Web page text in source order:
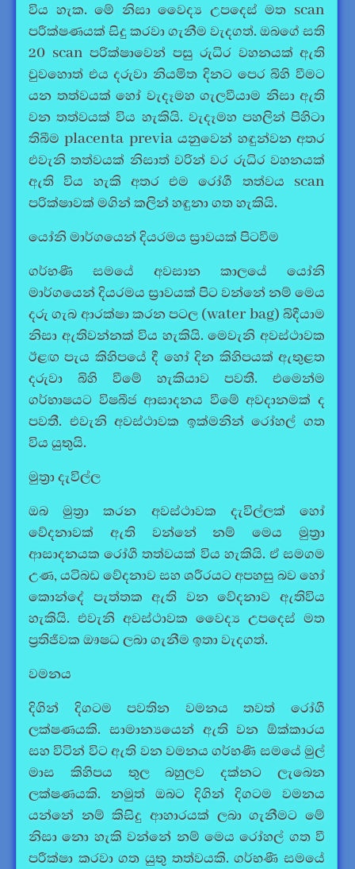
විය හැක. මේ නිසා වෛද්‍ය උපදෙස් මත scan
පරීක්ෂණයක් සිදු කරවා ගැනීම වැදගත්. ඔබගේ සති
20 scan පරික්ෂාවෙන් පසු රුධිර වහනයක් ඇති
වුවහොත් එය දරුවා නියමිත දිනට පෙර බිහි වීමට
යන තත්වයක් හෝ වැදෑමහ ගැලවීයාම නිසා ඇති
වන තත්වයක් විය හැකියි. වැදෑමහ පහලින් පිහිටා
තිබීම placenta previa යනුවෙන් හඳුන්වන අතර
එවැනි තත්වයක් නිසාත් වරින් වර රුධිර වහනයක්
ඇති විය හැකි අතර එම රෝගී තත්වය scan
පරික්ෂාවක් මගින් කලින් හඳුනා ගත හැකියි.
යෝනි මාර්ගයෙන් දියරමය ස්‍රාවයක් පිටවීම
ගර්භණී සමයේ අවසාන කාලයේ යෝනි
මාර්ගයෙන් දියරමය ස්‍රාවයක් පිට වන්නේ නම් මෙය
දරු ගැබ ආරක්ෂා කරන පටල (water bag) බිදීයාම
නිසා ඇතිවන්නක් විය හැකියි. මෙවැනි අවස්ථාවක
ඊළඟ පැය කිහිපයේ දී හෝ දින කිහිපයක් ඇතුළත
දරුවා බිහි වීමේ හැකියාව පවතී. එමෙන්ම
ගර්භාෂයට විෂබීජ ආසාදනය වීමේ අවදානමක් ද
පවතී. එවැනි අවස්ථාවක ඉක්මනින් රෝහල් ගත
විය යුතුයි.
මුත්‍රා දැවිල්ල
ඔබ මුත්‍රා කරන අවස්ථාවක දැවිල්ලක් හෝ
වේදනාවක් ඇති වන්නේ නම් මෙය මුත්‍රා
ආසාදනයක රෝගී තත්වයක් විය හැකියි. ඒ සමගම
උණ, යටිබඩ වේදනාව සහ ශරීරයට අපහසු බව හෝ
කොන්දේ පැත්තක ඇති වන වේදනාව ඇතිවිය
හැකියි. එවැනි අවස්ථාවක වෛද්‍ය උපදෙස් මත
ප්‍රතිජීවක ඖෂධ ලබා ගැනීම ඉතා වැදගත්.
වමනය
දිගින් දිගටම පවතින වමනය තවත් රෝගී
ලක්ෂණයකි. සාමාන්‍යයෙන් ඇති වන ඕක්කාරය
සහ විටින් විට ඇති වන වමනය ගර්භණී සමයේ මුල්
මාස කිහිපය තුල බහුලව දක්නට ලැබෙන
ලක්ෂණයකි. නමුත් ඔබට දිගින් දිගටම වමනය
යන්නේ නම් කිසිදු ආහාරයක් ලබා ගැනීමට මේ
නිසා නො හැකි වන්නේ නම් මෙය රෝහල් ගත වී
පරීක්ෂා කරවා ගත යුතු තත්වයකි. ගර්භණී සමයේ